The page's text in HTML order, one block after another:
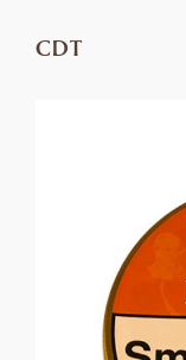
CDT